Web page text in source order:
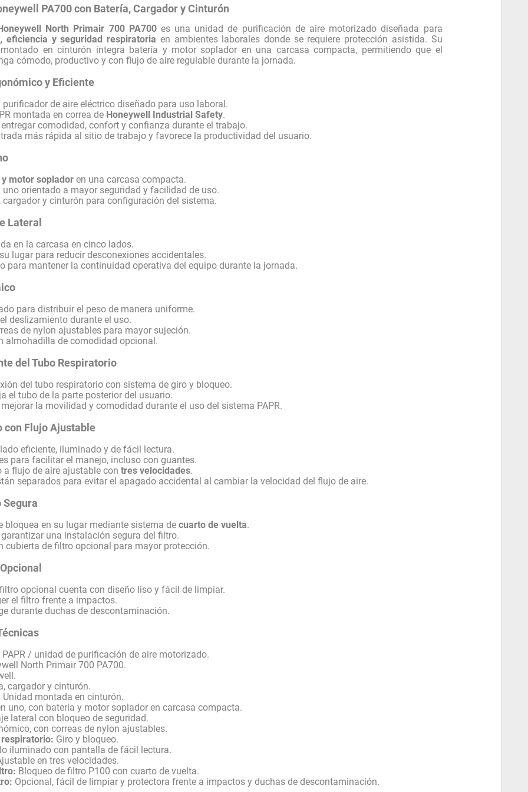
PA700 con Batería, Cargador y Cinturón
North Primair 700 PA700es una unidad de purificación de aire motorizado diseñada para
eficiencia y seguridad respiratoria en ambientes laborales donde se requiere protección asistida. Su
en cinturón integra batería y motor soplador en una carcasa compacta, permitiendo que el
cómodo, productivo y con flujo de aire regulable durante la jornada.
y Eficiente
purificador de aire eléctrico diseñado para uso laboral.
montada en correa de Honeywell Industrial Safety.
comodidad, confort y confianza durante el trabajo.
más rápida al sitio de trabajo y favorece la productividad del usuario.
motor soplador en una carcasa compacta.
uno orientado a mayor seguridad y facilidad de uso.
cargador y cinturón para configuración del sistema.
Lateral
en la carcasa en cinco lados.
lugar para reducir desconexiones accidentales.
para mantener la continuidad operativa del equipo durante la jornada.
para distribuir el peso de manera uniforme.
deslizamiento durante el uso.
de nylon ajustables para mayor sujeción.
almohadilla de comodidad opcional.
del Tubo Respiratorio
del tubo respiratorio con sistema de giro y bloqueo.
el tubo de la parte posterior del usuario.
la movilidad y comodidad durante el uso del sistema PAPR.
con Flujo Ajustable
eficiente, iluminado y de fácil lectura.
para facilitar el manejo, incluso con guantes.
a flujo de aire ajustable contres velocidades.
separados para evitar el apagado accidental al cambiar la velocidad del flujo de aire.
Segura
bloquea en su lugar mediante sistema decuarto de vuelta.
una instalación segura del filtro.
cubierta de filtro opcional para mayor protección.
opcional cuenta con diseño liso y fácil de limpiar.
el filtro frente a impactos.
durante duchas de descontaminación.
/ unidad de purificación de aire motorizado.
North Primair 700 PA700.
cargador y cinturón.
Unidad montada en cinturón.
uno, con batería y motor soplador en carcasa compacta.
lateral con bloqueo de seguridad.
con correas de nylon ajustables.
Giro y bloqueo.
iluminado con pantalla de fácil lectura.
en tres velocidades.
Bloqueo de filtro P100 con cuarto de vuelta.
Opcional, fácil de limpiar y protectora frente a impactos y duchas de descontaminación.